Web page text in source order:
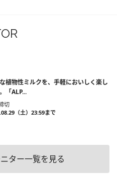
植物性ミルクを、手軽においしく楽し
「ALP...
切
（土）23:59まで
ター一覧を見る